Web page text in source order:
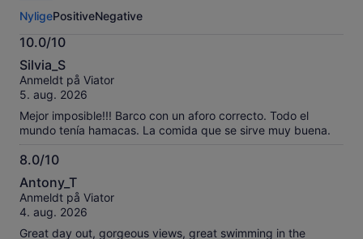
opplevelsen.
Mer
informasjon
om
våre
verifiserte
NyligePositiveNegative
10.0/10
10.0
av
10
Silvia_S
Anmeldt på Viator
5. aug. 2026
Mejor imposible!!! Barco con un aforo correcto. Todo el
mundo tenía hamacas. La comida que se sirve muy buena.
8.0/10
8.0
av
10
Antony_T
Anmeldt på Viator
4. aug. 2026
Great day out, gorgeous views, great swimming in the